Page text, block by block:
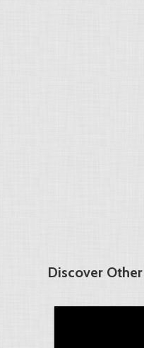
Discover